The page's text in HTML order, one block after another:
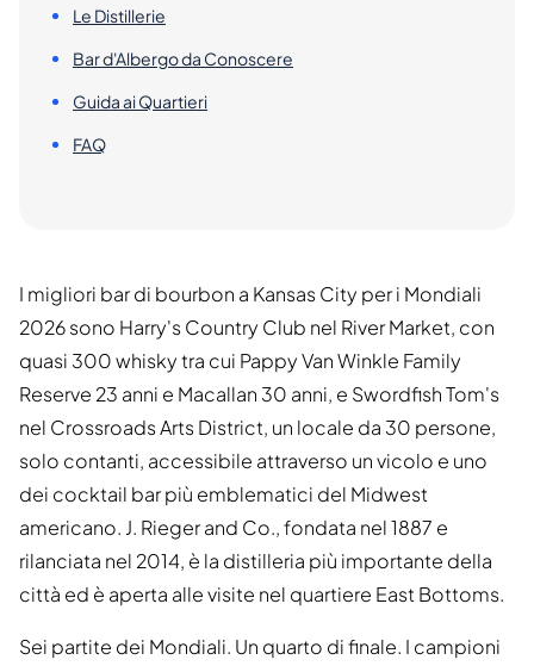
Le Distillerie
Bar d'Albergo da Conoscere
Guida ai Quartieri
FAQ
I migliori bar di bourbon a Kansas City per i Mondiali
2026 sono Harry's Country Club nel River Market, con
quasi 300 whisky tra cui Pappy Van Winkle Family
Reserve 23 anni e Macallan 30 anni, e Swordfish Tom's
nel Crossroads Arts District, un locale da 30 persone,
solo contanti, accessibile attraverso un vicolo e uno
dei cocktail bar più emblematici del Midwest
americano. J. Rieger and Co., fondata nel 1887 e
rilanciata nel 2014, è la distilleria più importante della
città ed è aperta alle visite nel quartiere East Bottoms.
Sei partite dei Mondiali. Un quarto di finale. I campioni